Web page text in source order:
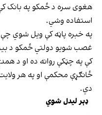
هغوی سره د ځمکو په بانک
استفاده وشي.
په خبره پاڼه کې ویل شوي
غصب شویو دولتي ځمکو د
کې په چټکې روانه ده او د
ځانګړې محکمې او په هر
دي.
ډېر لیدل شوي